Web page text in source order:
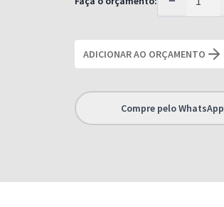
ADICIONAR AO ORÇAMENTO
Compre pelo WhatsApp